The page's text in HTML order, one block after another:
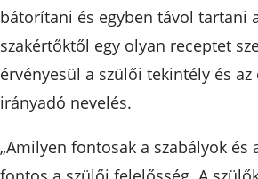
bátorítani és egyben távol tartani
szakértőktől egy olyan receptet
érvényesül a szülői tekintély és az
irányadó nevelés.
„Amilyen fontosak a szabályok és